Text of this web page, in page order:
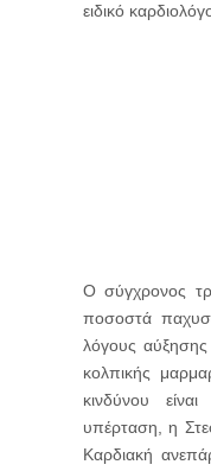
ειδικό
Ο σύγχρονος
ποσοστά
λόγους
κολπικής
κινδύνου
υπέρταση, η
Καρδιακή